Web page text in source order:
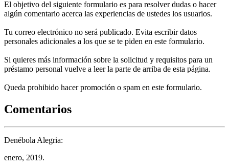
El objetivo del siguiente formulario es para resolver dudas o hacer
algún comentario acerca las experiencias de ustedes los usuarios.
Tu correo electrónico no será publicado. Evita escribir datos
personales adicionales a los que se te piden en este formulario.
Si quieres más información sobre la solicitud y requisitos para un
préstamo personal vuelve a leer la parte de arriba de esta página.
Queda prohibido hacer promoción o spam en este formulario.
Comentarios
Denébola Alegria:
enero, 2019.